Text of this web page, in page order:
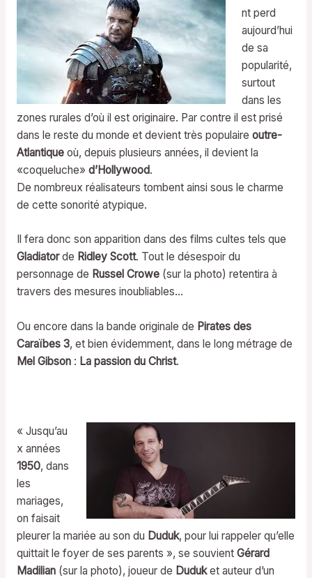
nt perd
aujourd’hui
de sa
popularité,
surtout
dans les
zones rurales d’où il est originaire. Par contre il est prisé
dans le reste du monde et devient très populaire outre-
Atlantiqueoù, depuis plusieurs années, il devient la
«coqueluche» d’Hollywood.
De nombreux réalisateurs tombent ainsi sous le charme
de cette sonorité atypique.
Il fera donc son apparition dans des films cultes tels que
Gladiatorde Ridley Scott. Tout le désespoir du
personnage de Russel Crowe (sur la photo) retentira à
travers des mesures inoubliables…
Ou encore dans la bande originale de Pirates des
Caraïbes 3, et bien évidemment, dans le long métrage de
Mel Gibson: La passion du Christ.
« Jusqu’au
x années
1950, dans
les
mariages,
on faisait
pleurer la mariée au son du Duduk, pour lui rappeler qu’elle
quittait le foyer de ses parents », se souvient Gérard
Madilian (sur la photo), joueur de Duduket auteur d’un